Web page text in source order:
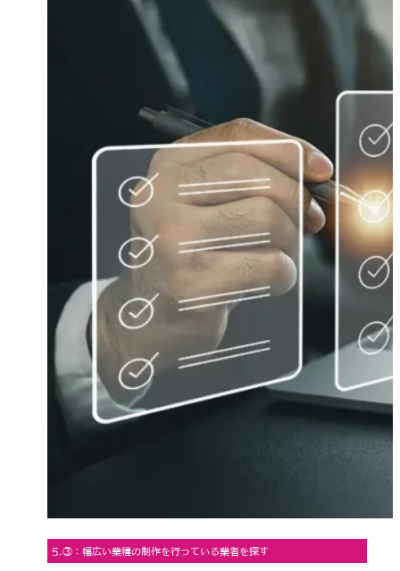
5.③：幅広い業種の制作を行っている業者を探す